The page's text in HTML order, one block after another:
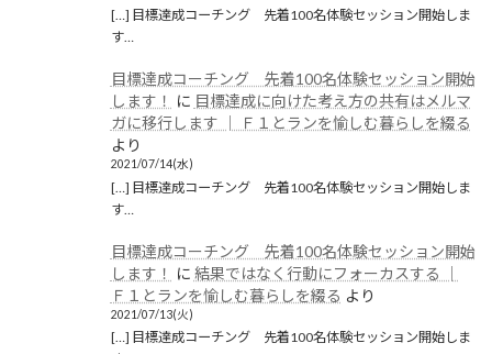
[…] 目標達成コーチング 先着100名体験セッション開始しま
す…
目標達成コーチング 先着100名体験セッション開始
します！
に 目標達成に向けた考え方の共有はメルマ
ガに移行します │ Ｆ１とランを愉しむ暮らしを綴る
より
2021/07/14(水)
[…] 目標達成コーチング 先着100名体験セッション開始しま
す…
目標達成コーチング 先着100名体験セッション開始
します！
に 結果ではなく行動にフォーカスする │
Ｆ１とランを愉しむ暮らしを綴る より
2021/07/13(火)
[…] 目標達成コーチング 先着100名体験セッション開始しま